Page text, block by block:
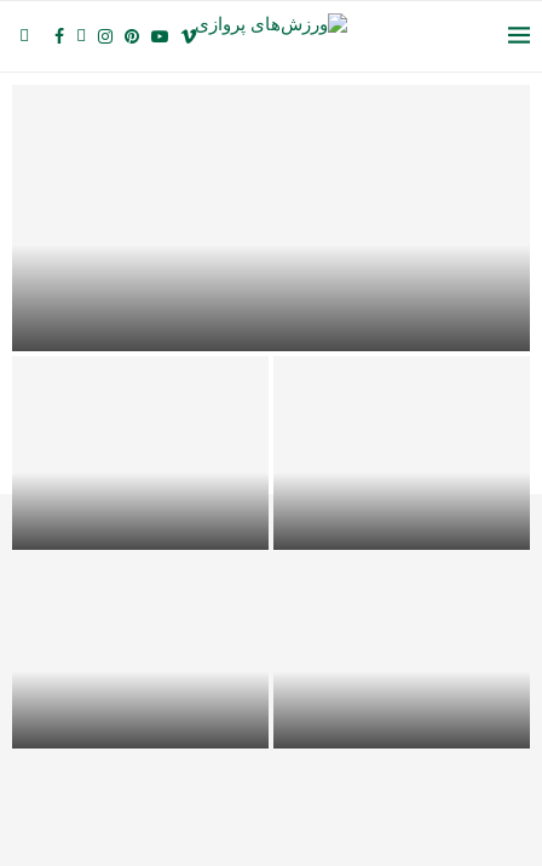
پرواز تندم (Tandem)؛ لمس ابرها در قامت یک مسافر
راهنمای کامل بالون‌سواری؛
سفر خانوادگی به آرام‌ترین گوشه
آسمان
تونل باد (iFly)؛ تجربه سقوط آزاد
در قلب شهر و بدون نیاز...
طلوع یا غروب؟ جستجوی
«ساعت طلایی» برای ایده‌آل‌ترین
پرواز تفریحی
پرواز بر فراز ابرها؛ رویایی‌ترین
مقاصد ایران برای تجربه لذتِ
رهایی